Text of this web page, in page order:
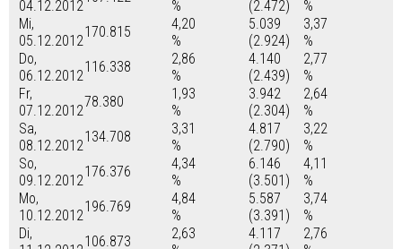
04.12.2012
%
(2.472)
%
Mi,
05.12.2012
170.815
4,20
%
5.039
(2.924)
3,37
%
Do,
06.12.2012
116.338
2,86
%
4.140
(2.439)
2,77
%
Fr,
07.12.2012
78.380
1,93
%
3.942
(2.304)
2,64
%
Sa,
08.12.2012
134.708
3,31
%
4.817
(2.790)
3,22
%
So,
09.12.2012
176.376
4,34
%
6.146
(3.501)
4,11
%
Mo,
10.12.2012
196.769
4,84
%
5.587
(3.391)
3,74
%
Di,
106.873
2,63
4.117
2,76